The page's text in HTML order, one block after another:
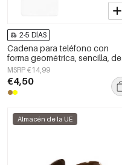
2-5 DÍAS
Cadena para teléfono con
forma geométrica, sencilla, de
acrílico, accesorio de uso
diario.
MSRP €14,99
€4,50
Almacén de la UE